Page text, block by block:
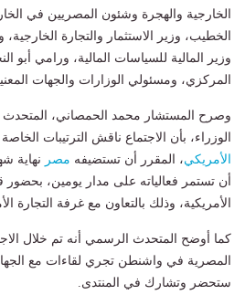
الخارجية والهجرة وشئون المصريين في
الخطيب، وزير الاستثمار والتجارة
وزير المالية للسياسات المالية، ورامي أبو
المركزي، ومسئولي الوزارات والجهات
وصرح المستشار محمد الحمصاني،
الوزراء، بأن الاجتماع ناقش الترتيبات
الأمريكي، المقرر أن تستضيفه مصر نهاية
أن تستمر فعالياته على مدار يومين،
الأمريكية، وذلك بالتعاون مع غرفة التجارة
كما أوضح المتحدث الرسمي أنه تم خلال
المصرية في واشنطن تجري لقاءات مع
ستحضر وتشارك في المنتدى.